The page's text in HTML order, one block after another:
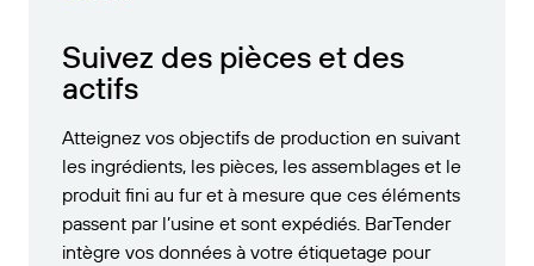
Suivez des pièces et des
actifs
Atteignez vos objectifs de production en suivant
les ingrédients, les pièces, les assemblages et le
produit fini au fur et à mesure que ces éléments
passent par l’usine et sont expédiés. BarTender
intègre vos données à votre étiquetage pour